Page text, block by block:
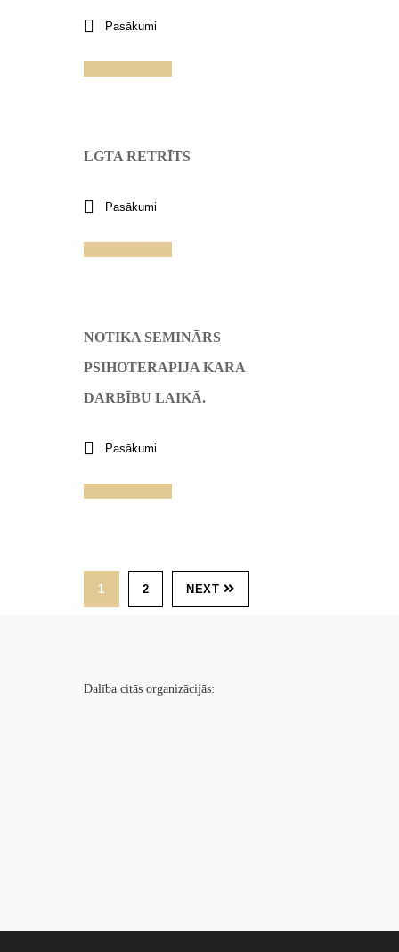
Pasākumi
LGTA RETRĪTS
Pasākumi
NOTIKA SEMINĀRS
PSIHOTERAPIJA KARA
DARBĪBU LAIKĀ.
Pasākumi
1 2 NEXT
Dalība citās organizācijās: